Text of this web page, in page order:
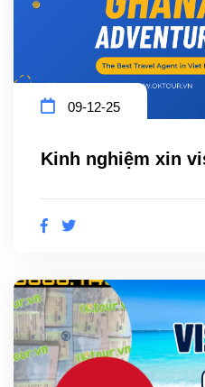
09-12-25
Kinh nghiệm xin